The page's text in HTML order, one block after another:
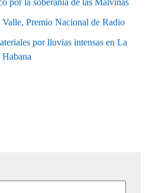
Premio Nacional de Radio
por lluvias intensas en La
Habana